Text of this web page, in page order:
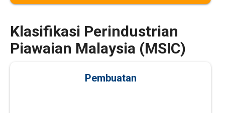
Klasifikasi Perindustrian
Piawaian Malaysia (MSIC)
Pembuatan